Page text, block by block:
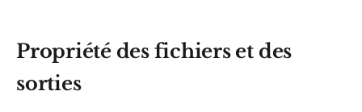
Propriété des fichiers et des
sorties